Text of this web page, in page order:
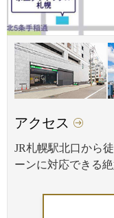
アクセス
JR札幌駅北口から
ーンに対応できる